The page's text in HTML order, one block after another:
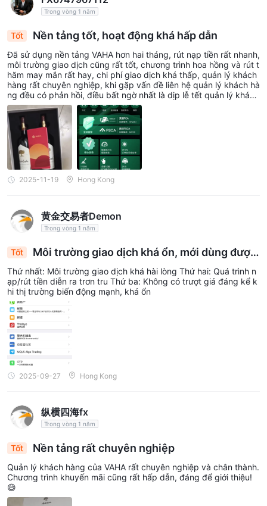
Trong vòng 1 năm
Tốt Nền tảng tốt, hoạt động khá hấp dẫn
Đã sử dụng nền tảng VAHA hơn hai tháng, rút nạp tiền rất nhanh,
môi trường giao dịch cũng rất tốt, chương trình hoa hồng và rút t
hăm may mắn rất hay, chi phí giao dịch khá thấp, quản lý khách
hàng rất chuyên nghiệp, khi gặp vấn đề liên hệ quản lý khách hà
ng đều có phản hồi, điều bất ngờ nhất là dịp lễ tết quản lý khách
hàng còn tặng quà, rất tuyệt, hy vọng ngày càng phát triển tốt h
ơn.
2025-11-19 Hong Kong
黄金交易者Demon
Trong vòng 1 năm
Tốt
Môi trường giao dịch khá ổn, mới dùng được
một tuần, trải nghiệm sau này sẽ được cập nhật,
nạp và rút tiền đều khá mượt mà
Thứ nhất: Môi trường giao dịch khá hài lòng Thứ hai: Quá trình n
ạp/rút tiền diễn ra trơn tru Thứ ba: Không có trượt giá đáng kể k
hi thị trường biến động mạnh, khá ổn
2025-09-27 Hong Kong
纵横四海fx
Trong vòng 1 năm
Tốt Nền tảng rất chuyên nghiệp
Quản lý khách hàng của VAHA rất chuyên nghiệp và chân thành.
Chương trình khuyến mãi cũng rất hấp dẫn, đáng để giới thiệu!
😄